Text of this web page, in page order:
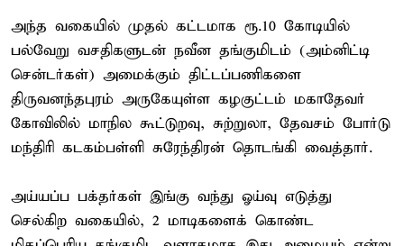
அந்த வகையில் முதல் கட்டமாக ரூ.10 கோடியில்
பல்வேறு வசதிகளுடன் நவீன தங்குமிடம் (அம்னிட்டி
சென்டர்கள்) அமைக்கும் திட்டப்பணிகளை
திருவனந்தபுரம் அருகேயுள்ள கழகுட்டம் மகாதேவர்
கோவிலில் மாநில கூட்டுறவு, சுற்றுலா, தேவசம் போர்டு
மந்திரி கடகம்பள்ளி சுரேந்திரன் தொடங்கி வைத்தார்.
அய்யப்ப பக்தர்கள் இங்கு வந்து ஓய்வு எடுத்து
செல்கிற வகையில், 2 மாடிகளைக் கொண்ட